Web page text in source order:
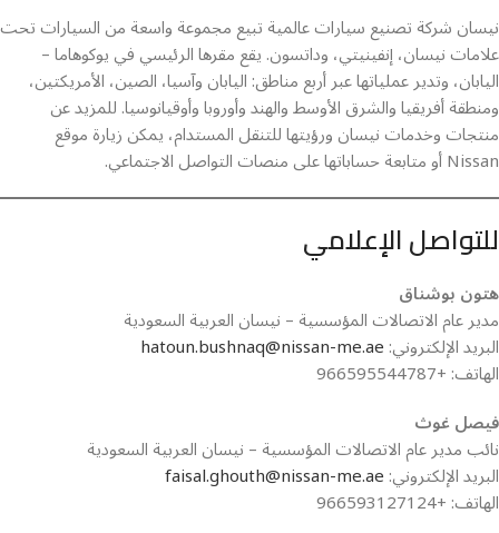
نيسان شركة تصنيع سيارات عالمية تبيع مجموعة واسعة من السيارات تحت
علامات نيسان، إنفينيتي، وداتسون. يقع مقرها الرئيسي في يوكوهاما –
اليابان، وتدير عملياتها عبر أربع مناطق: اليابان وآسيا، الصين، الأمريكتين،
ومنطقة أفريقيا والشرق الأوسط والهند وأوروبا وأوقيانوسيا. للمزيد عن
منتجات وخدمات نيسان ورؤيتها للتنقل المستدام، يمكن زيارة موقع
Nissan أو متابعة حساباتها على منصات التواصل الاجتماعي.
للتواصل الإعلامي
هتون بوشناق
مدير عام الاتصالات المؤسسية – نيسان العربية السعودية
البريد الإلكتروني:hatoun.bushnaq@nissan-me.ae
الهاتف: +966595544787
فيصل غوث
نائب مدير عام الاتصالات المؤسسية – نيسان العربية السعودية
البريد الإلكتروني:faisal.ghouth@nissan-me.ae
الهاتف: +966593127124